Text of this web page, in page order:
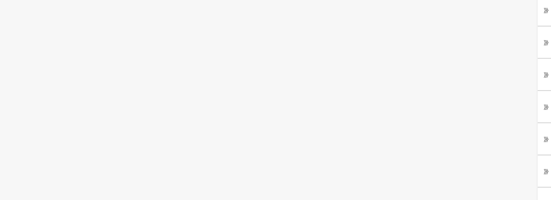
»
»
»
»
»
»